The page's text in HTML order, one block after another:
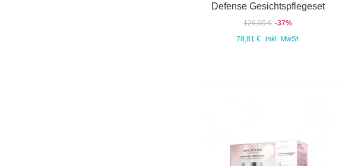
Defense Gesichtspflegeset
126,00 € -37%
78,81 € inkl. MwSt.